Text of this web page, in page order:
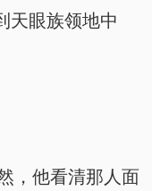
天眼族领地中
，他看清那人面